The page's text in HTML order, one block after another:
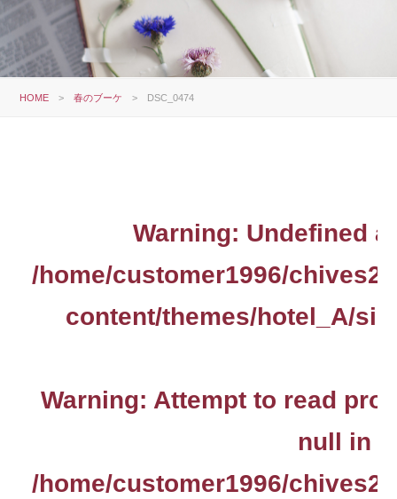
HOME >春のブーケ > DSC_0474
Warning: Undefined
/home/customer1996/
content/themes/hotel_A/
Warning: Attempt to read
null in
/home/customer1996/